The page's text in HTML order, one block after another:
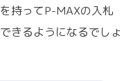
持ってP-MAXの入札
きるようになるでしょ